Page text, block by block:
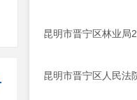
昆明市晋宁区林业局
昆明市晋宁区人民法